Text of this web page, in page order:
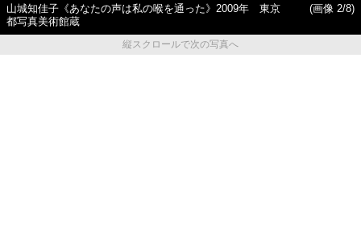
山城知佳子《あなたの声は私の喉を通った》2009年 東京
都写真美術館蔵
(画像 2/8)
縦スクロールで次の写真へ